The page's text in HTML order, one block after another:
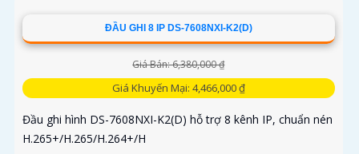
ĐẦU GHI 8 IP DS-7608NXI-K2(D)
Giá Bán: 6,380,000 ₫
Giá Khuyến Mại: 4,466,000 ₫
Đầu ghi hình DS-7608NXI-K2(D) hỗ trợ 8 kênh IP, chuẩn nén
H.265+/H.265/H.264+/H